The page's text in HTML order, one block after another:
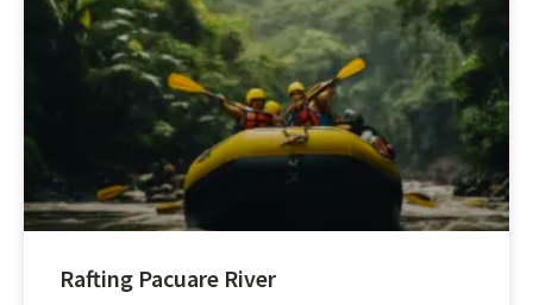
Rafting Pacuare River